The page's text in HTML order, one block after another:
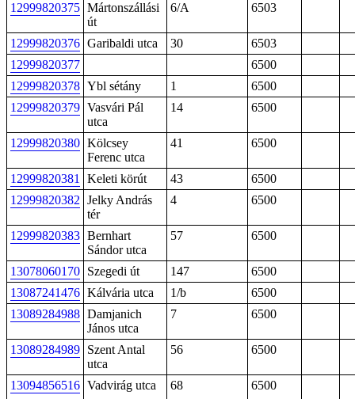
12999820375 Mártonszállási
út
6/A 6503
12999820376 Garibaldi utca 30
6503
12999820377
6500
12999820378 Ybl sétány 1
6500
12999820379 Vasvári Pál
utca
14 6500
12999820380 Kölcsey
Ferenc utca
41 6500
12999820381 Keleti körút 43
6500
12999820382 Jelky András
tér
4 6500
12999820383 Bernhart
Sándor utca
57 6500
13078060170 Szegedi út 147
6500
13087241476 Kálvária utca 1/b
6500
13089284988 Damjanich
János utca
7 6500
13089284989 Szent Antal
utca
56 6500
13094856516 Vadvirág utca 68 6500